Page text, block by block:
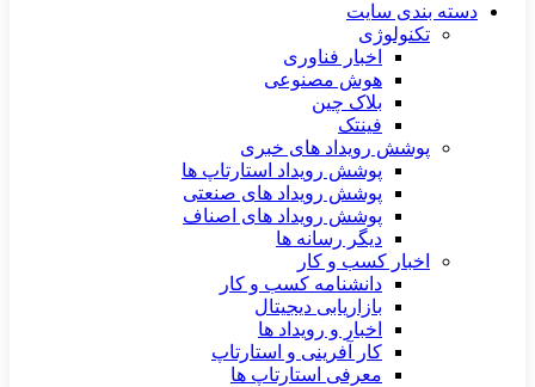
دسته بندی سایت
تکنولوژی
اخبار فناوری
هوش مصنوعی
بلاک چین
فینتک
پوشش رویداد های خبری
پوشش رویداد استارتاپ ها
پوشش رویداد های صنعتی
پوشش رویداد های اصناف
دیگر رسانه ها
اخبار کسب و کار
دانشنامه کسب و کار
بازاریابی دیجیتال
اخبار و رویداد ها
کار آفرینی و استارتاپ
معرفی استارتاپ ها